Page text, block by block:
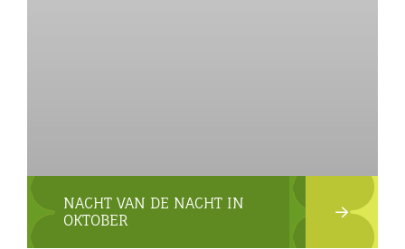
NACHT VAN DE NACHT IN
OKTOBER